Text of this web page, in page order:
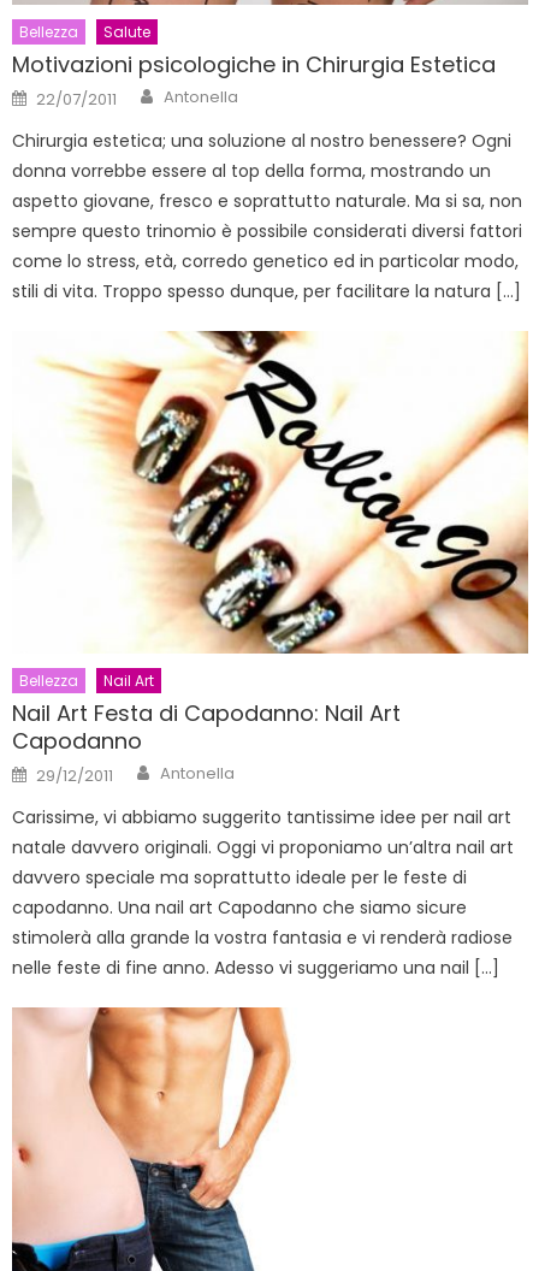
Bellezza Salute
Motivazioni psicologiche in Chirurgia Estetica
Posted
on
22/07/2011 Author
Antonella
Chirurgia estetica; una soluzione al nostro benessere? Ogni
donna vorrebbe essere al top della forma, mostrando un
aspetto giovane, fresco e soprattutto naturale. Ma si sa, non
sempre questo trinomio è possibile considerati diversi fattori
come lo stress, età, corredo genetico ed in particolar modo,
stili di vita. Troppo spesso dunque, per facilitare la natura […]
Bellezza Nail Art
Nail Art Festa di Capodanno: Nail Art
Capodanno
Posted
on
29/12/2011 Author
Antonella
Carissime, vi abbiamo suggerito tantissime idee per nail art
natale davvero originali. Oggi vi proponiamo un’altra nail art
davvero speciale ma soprattutto ideale per le feste di
capodanno. Una nail art Capodanno che siamo sicure
stimolerà alla grande la vostra fantasia e vi renderà radiose
nelle feste di fine anno. Adesso vi suggeriamo una nail […]